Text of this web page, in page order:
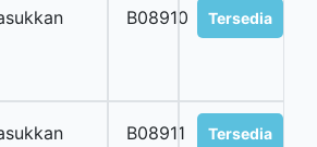
B08910 Tersedia
B08911 Tersedia